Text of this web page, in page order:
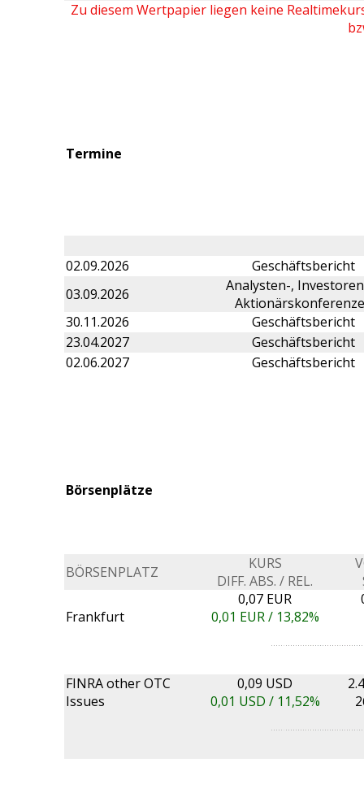
Zu diesem Wertpapier liegen keine
Termine
02.09.2026
Geschäftsbericht
03.09.2026
Analysten-,
30.11.2026
Geschäftsbericht
23.04.2027
Geschäftsbericht
02.06.2027
Geschäftsbericht
Börsenplätze
BÖRSENPLATZ
KURS
DIFF. ABS. / REL.
Frankfurt
0,07 EUR
0,01 EUR / 13,82%
FINRA other OTC
Issues
0,09 USD
0,01 USD / 11,52%